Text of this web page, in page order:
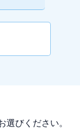
びください。